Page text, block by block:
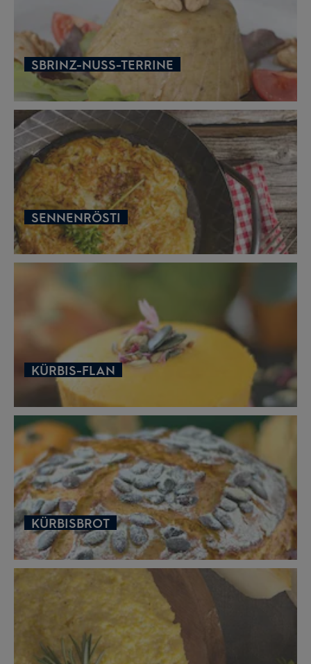
SBRINZ-NUSS-TERRINE
SENNENRÖSTI
KÜRBIS-FLAN
KÜRBISBROT